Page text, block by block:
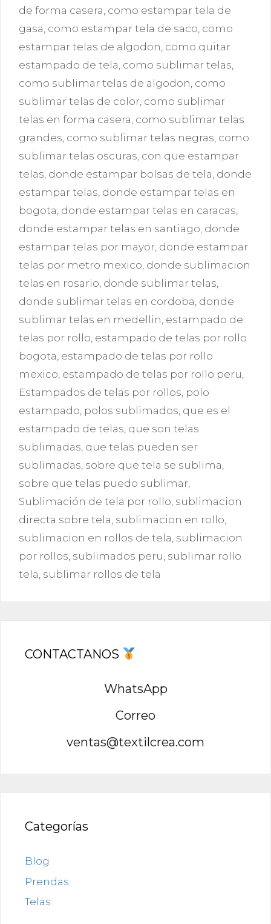
de forma casera, como estampar tela de
gasa, como estampar tela de saco, como
estampar telas de algodon, como quitar
estampado de tela, como sublimar telas,
como sublimar telas de algodon, como
sublimar telas de color, como sublimar
telas en forma casera, como sublimar telas
grandes, como sublimar telas negras, como
sublimar telas oscuras, con que estampar
telas, donde estampar bolsas de tela, donde
estampar telas, donde estampar telas en
bogota, donde estampar telas en caracas,
donde estampar telas en santiago, donde
estampar telas por mayor, donde estampar
telas por metro mexico, donde sublimacion
telas en rosario, donde sublimar telas,
donde sublimar telas en cordoba, donde
sublimar telas en medellin, estampado de
telas por rollo, estampado de telas por rollo
bogota, estampado de telas por rollo
mexico, estampado de telas por rollo peru,
Estampados de telas por rollos, polo
estampado, polos sublimados, que es el
estampado de telas, que son telas
sublimadas, que telas pueden ser
sublimadas, sobre que tela se sublima,
sobre que telas puedo sublimar,
Sublimación de tela por rollo, sublimacion
directa sobre tela, sublimacion en rollo,
sublimacion en rollos de tela, sublimacion
por rollos, sublimados peru, sublimar rollo
tela, sublimar rollos de tela
CONTACTANOS
WhatsApp
Correo
ventas@textilcrea.com
Categorías
Blog
Prendas
Telas